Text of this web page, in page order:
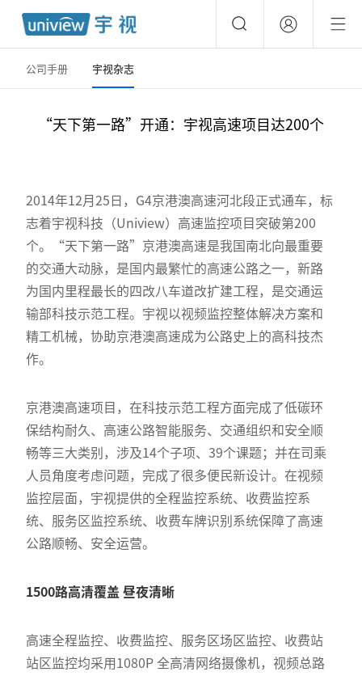
公司手册 宇视杂志
“天下第一路”开通：宇视高速项目达200个
2014年12月25日，G4京港澳高速河北段正式通车，标
志着宇视科技（Uniview）高速监控项目突破第200
个。“天下第一路”京港澳高速是我国南北向最重要
的交通大动脉，是国内最繁忙的高速公路之一，新路
为国内里程最长的四改八车道改扩建工程，是交通运
输部科技示范工程。宇视以视频监控整体解决方案和
精工机械，协助京港澳高速成为公路史上的高科技杰
作。
京港澳高速项目，在科技示范工程方面完成了低碳环
保结构耐久、高速公路智能服务、交通组织和安全顺
畅等三大类别，涉及14个子项、39个课题；并在司乘
人员角度考虑问题，完成了很多便民新设计。在视频
监控层面，宇视提供的全程监控系统、收费监控系
统、服务区监控系统、收费车牌识别系统保障了高速
公路顺畅、安全运营。
1500路高清覆盖 昼夜清晰
高速全程监控、收费监控、服务区场区监控、收费站
站区监控均采用1080P 全高清网络摄像机，视频总路